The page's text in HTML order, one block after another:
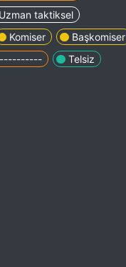
Uzman taktiksel
Komiser
Başkomiser
Telsiz